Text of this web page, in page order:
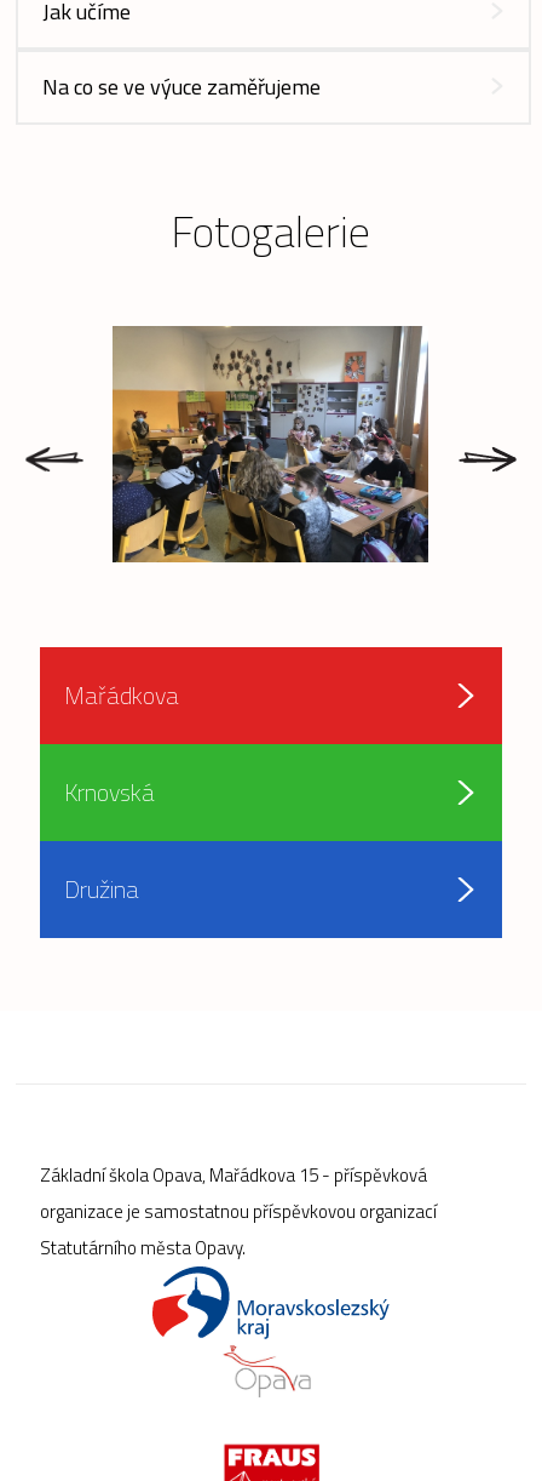
Jak učíme
Na co se ve výuce zaměřujeme
Fotogalerie
Mařádkova
Krnovská
Družina
Základní škola Opava, Mařádkova 15 - příspěvková
organizace je samostatnou příspěvkovou organizací
Statutárního města Opavy.